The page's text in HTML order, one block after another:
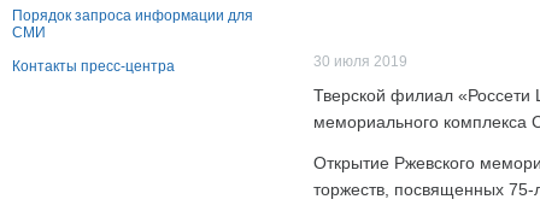
Порядок запроса информации для
СМИ
Контакты пресс-центра
30 июля 2019
Тверской филиал «Россети
мемориального комплекса
Открытие Ржевского
торжеств, посвященных